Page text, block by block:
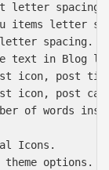
letter spacing.
items letter
letter spacing.
text in Blog
icon,
icon, post
of words
Icons.
options.